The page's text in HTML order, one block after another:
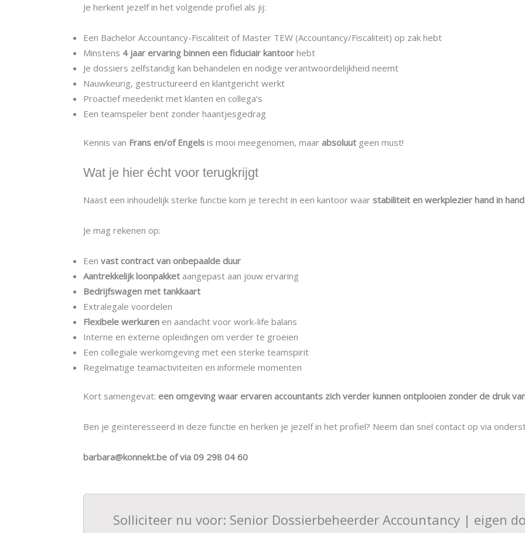
Je herkent jezelf in het volgende profiel als jij:
Een Bachelor Accountancy-Fiscaliteit of Master TEW (Accountancy/Fiscaliteit) op zak hebt
Minstens 4 jaar ervaring binnen een fiduciair kantoor hebt
Je dossiers zelfstandig kan behandelen en nodige verantwoordelijkheid neemt
Nauwkeurig, gestructureerd en klantgericht werkt
Proactief meedenkt met klanten en collega’s
Een teamspeler bent zonder haantjesgedrag
Kennis van Frans en/of Engels is mooi meegenomen, maar absoluut geen must!
Wat je hier écht voor terugkrijgt
Naast een inhoudelijk sterke functie kom je terecht in een kantoor waar stabiliteit en werkplezier hand in
Je mag rekenen op:
Een vast contract van onbepaalde duur
Aantrekkelijk loonpakket aangepast aan jouw ervaring
Bedrijfswagen met tankkaart
Extralegale voordelen
Flexibele werkuren en aandacht voor work-life balans
Interne en externe opleidingen om verder te groeien
Een collegiale werkomgeving met een sterke teamspirit
Regelmatige teamactiviteiten en informele momenten
Kort samengevat: een omgeving waar ervaren accountants zich verder kunnen ontplooien zonder de druk
Ben je geïnteresseerd in deze functie en herken je jezelf in het profiel? Neem dan snel contact op via
barbara@konnekt.be of via 09 298 04 60
Solliciteer nu voor: Senior Dossierbeheerder Accountancy | eigen